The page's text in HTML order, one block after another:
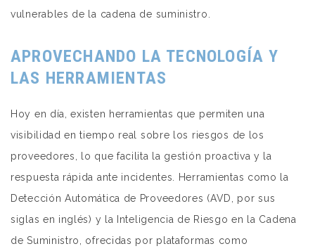
vulnerables de la cadena de suministro.
APROVECHANDO LA TECNOLOGÍA Y
LAS HERRAMIENTAS
Hoy en día, existen herramientas que permiten una
visibilidad en tiempo real sobre los riesgos de los
proveedores, lo que facilita la gestión proactiva y la
respuesta rápida ante incidentes. Herramientas como la
Detección Automática de Proveedores (AVD, por sus
siglas en inglés) y la Inteligencia de Riesgo en la Cadena
de Suministro, ofrecidas por plataformas como